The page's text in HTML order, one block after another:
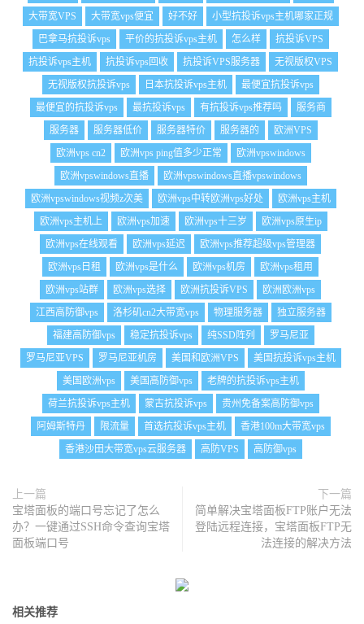
大带宽VPS
大带宽vps便宜 好不好
小型抗投诉vps主机哪家正规
巴拿马抗投诉vps
平价的抗投诉vps主机 怎么样
抗投诉VPS
抗投诉vps主机
抗投诉vps回收 抗投诉VPS服务器
无视版权VPS
无视版权抗投诉vps
日本抗投诉vps主机
最便宜抗投诉vps
最便宜的抗投诉vps
最抗投诉vps 有抗投诉vps推荐吗
服务商
服务器
服务器低价 服务器特价 服务器的
欧洲VPS
欧洲vps cn2
欧洲vps ping值多少正常
欧洲vpswindows
欧洲vpswindows直播
欧洲vpswindows直播vpswindows
欧洲vpswindows视频z次美
欧洲vps中转欧洲vps好处
欧洲vps主机
欧洲vps主机上
欧洲vps加速 欧洲vps十三岁
欧洲vps原生ip
欧洲vps在线观看
欧洲vps延迟
欧洲vps推荐超级vps管理器
欧洲vps日租
欧洲vps是什么 欧洲vps机房
欧洲vps租用
欧洲vps站群
欧洲vps选择 欧洲抗投诉VPS
欧洲欧洲vps
江西高防御vps
洛杉矶cn2大带宽vps 物理服务器
独立服务器
福建高防御vps
稳定抗投诉vps 纯SSD阵列
罗马尼亚
罗马尼亚VPS
罗马尼亚机房 美国和欧洲VPS
美国抗投诉vps主机
美国欧洲vps
美国高防御vps
老牌的抗投诉vps主机
荷兰抗投诉vps主机
蒙古抗投诉vps
贵州免备案高防御vps
阿姆斯特丹
限流量 首选抗投诉vps主机
香港100m大带宽vps
香港沙田大带宽vps云服务器
高防VPS 高防御vps
上一篇
宝塔面板的端口号忘记了怎么
办？一键通过SSH命令查询宝塔
面板端口号
下一篇
简单解决宝塔面板FTP账户无法
登陆远程连接，宝塔面板FTP无
法连接的解决方法
相关推荐